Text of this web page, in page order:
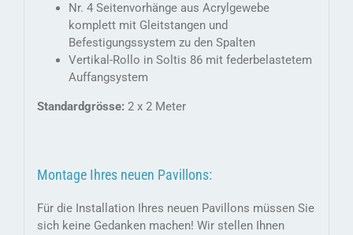
Nr. 4 Seitenvorhänge aus Acrylgewebe
komplett mit Gleitstangen und
Befestigungssystem zu den Spalten
Vertikal-Rollo in Soltis 86 mit federbelastetem
Auffangsystem
Standardgrösse: 2 x 2 Meter
Montage Ihres neuen Pavillons:
Für die Installation Ihres neuen Pavillons müssen Sie
sich keine Gedanken machen! Wir stellen Ihnen